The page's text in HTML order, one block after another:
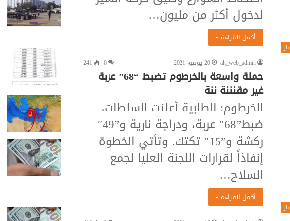
لدخول أكثر من مليون…
أكمل القراءة »
alt_web_admin
20 يونيو، 2021 0
241
حملة واسعة بالخرطوم تضبط “68” عربة
غير مقنننة ننة
الخرطوم: الطابية أعلنت السلطات،
ضبط”68″ عربة، ودراجة نارية و”49″
ركشة و”15″ تكتك. وتأتي الخطوة
إنفاذاً لقرارات اللجنة العليا لجمع
السلاح…
أكمل القراءة »